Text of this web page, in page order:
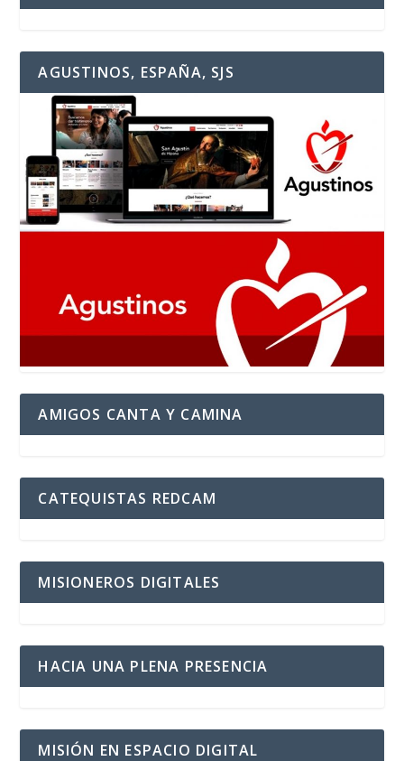
AGUSTINOS, ESPAÑA, SJS
AMIGOS CANTA Y CAMINA
CATEQUISTAS REDCAM
MISIONEROS DIGITALES
HACIA UNA PLENA PRESENCIA
MISIÓN EN ESPACIO DIGITAL